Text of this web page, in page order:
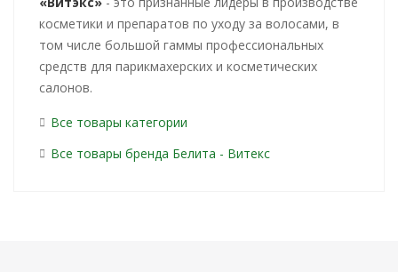
косметики и препаратов по уходу за волосами, в
том числе большой гаммы профессиональных
средств для парикмахерских и косметических
салонов.
Все товары категории
Все товары бренда Белита - Витекс